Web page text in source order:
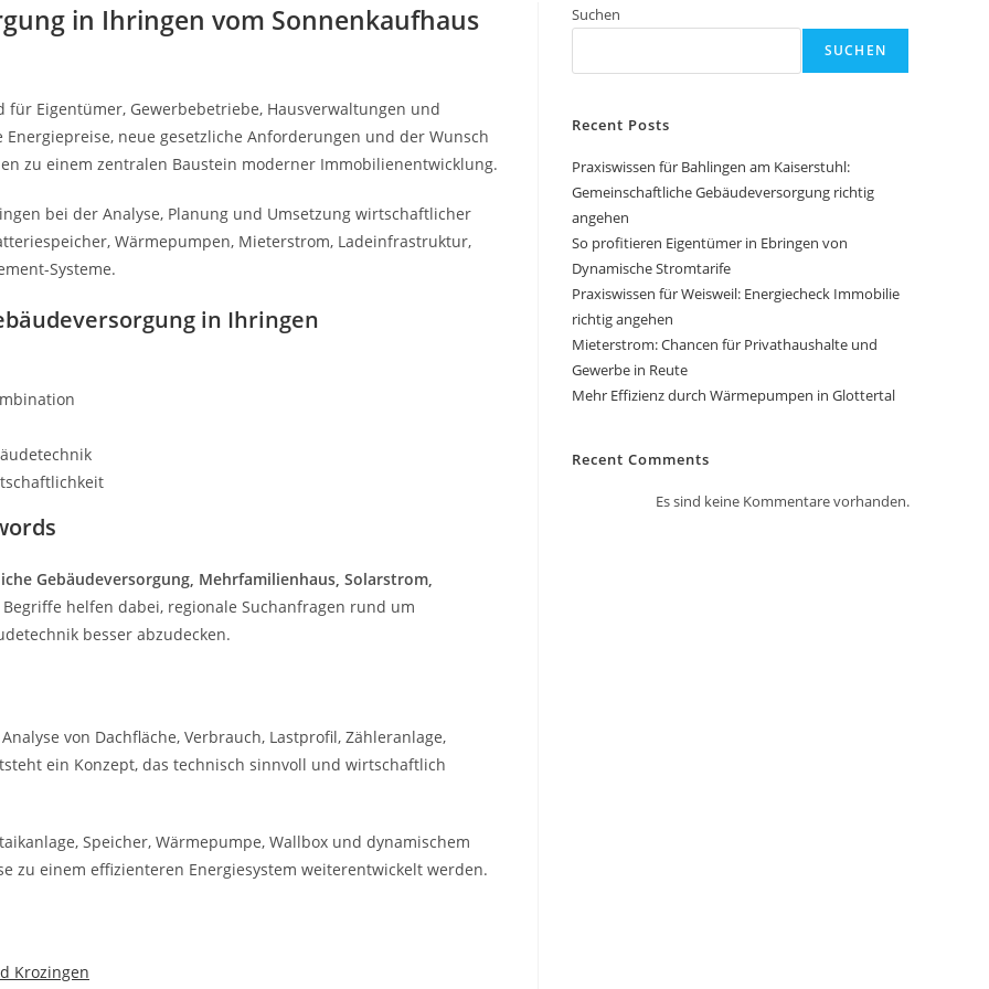
in Ihringen vom Sonnenkaufhaus
Eigentümer, Gewerbebetriebe, Hausverwaltungen und
neue gesetzliche Anforderungen und der Wunsch
zu einem zentralen Baustein moderner Immobilienentwicklung.
bei der Analyse, Planung und Umsetzung wirtschaftlicher
Wärmepumpen, Mieterstrom, Ladeinfrastruktur,
Systeme.
in Ihringen
Gebäudeversorgung, Mehrfamilienhaus, Solarstrom,
Begriffe helfen dabei, regionale Suchanfragen rund um
besser abzudecken.
von Dachfläche, Verbrauch, Lastprofil, Zähleranlage,
ein Konzept, das technisch sinnvoll und wirtschaftlich
Speicher, Wärmepumpe, Wallbox und dynamischem
zu einem effizienteren Energiesystem weiterentwickelt werden.
Krozingen
Suchen
SUCHEN
Recent Posts
Praxiswissen für Bahlingen am Kaiserstuhl:
Gemeinschaftliche Gebäudeversorgung richtig
angehen
So profitieren Eigentümer in Ebringen von
Dynamische Stromtarife
Praxiswissen für Weisweil: Energiecheck Immobilie
richtig angehen
Mieterstrom: Chancen für Privathaushalte und
Gewerbe in Reute
Mehr Effizienz durch Wärmepumpen in Glottertal
Recent Comments
Es sind keine Kommentare vorhanden.